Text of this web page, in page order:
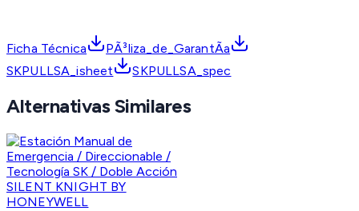
Ficha Técnica
PÃ³liza_de_GarantÃ­a
SKPULLSA_isheet
SKPULLSA_spec
Alternativas Similares
SILENT KNIGHT BY
HONEYWELL